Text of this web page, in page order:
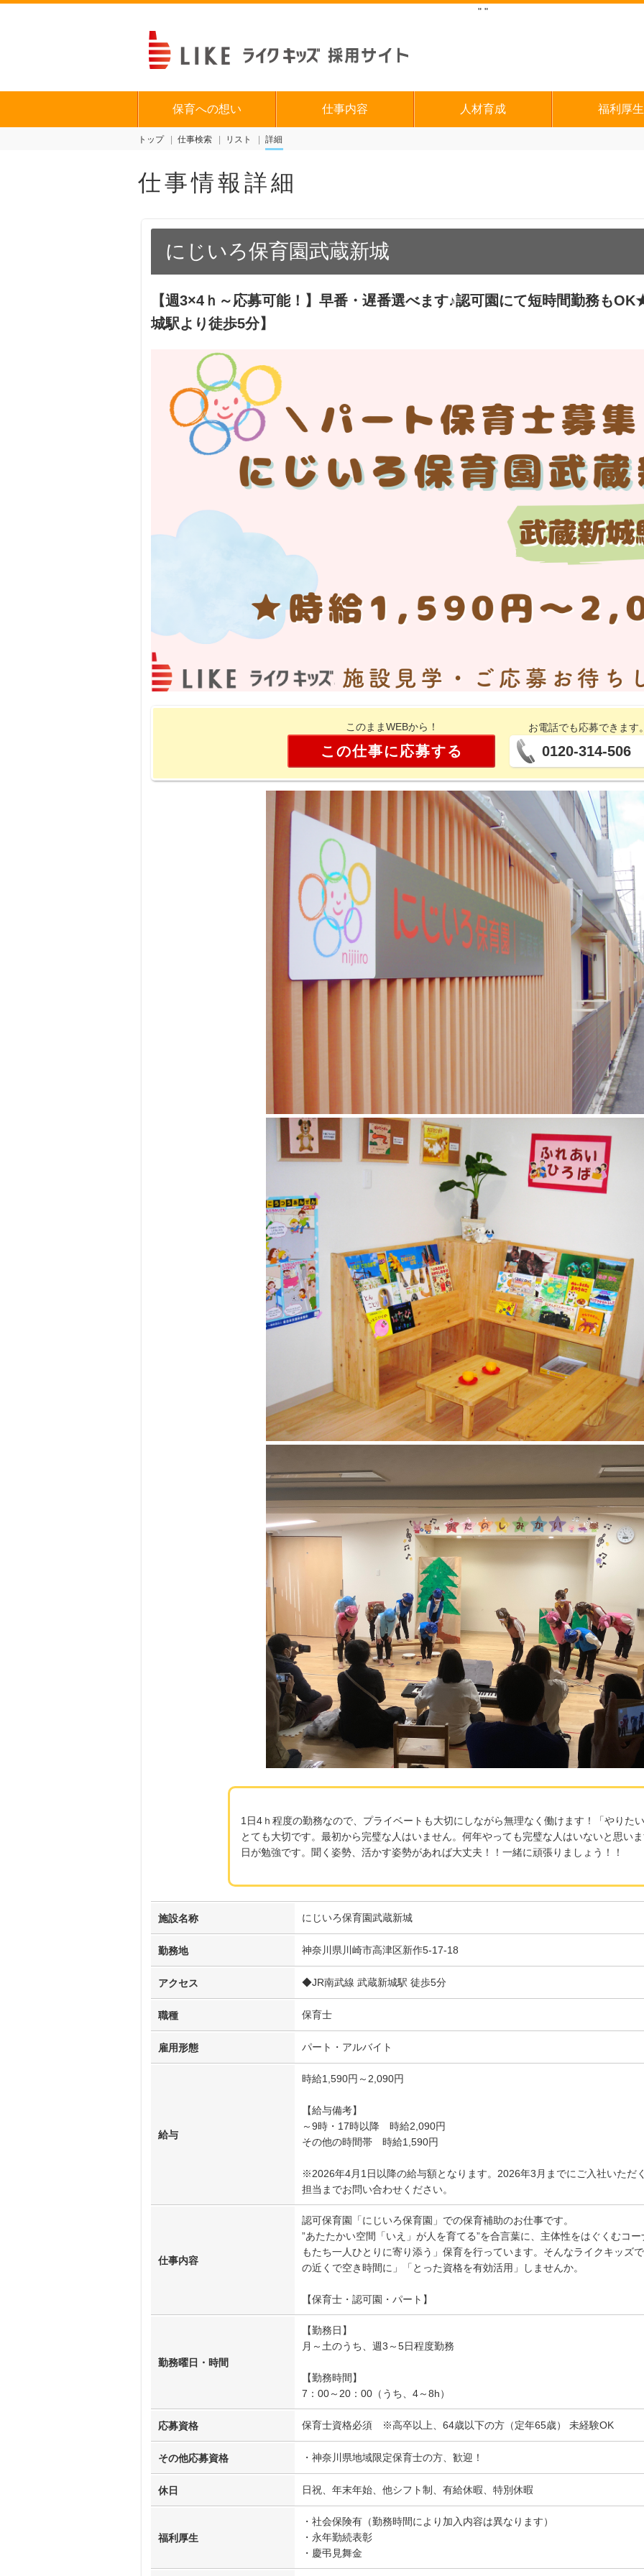
" "
保育への想い 仕事内容 人材育成 福利厚生
トップ 仕事検索 リスト 詳細
仕事情報詳細
にじいろ保育園武蔵新城
【週3×4ｈ～応募可能！】早番・遅番選べます♪認可園にて短時間勤務も
城駅より徒歩5分】
このままWEBから！
この仕事に応募する
お電話でも応募できます
0120-314-506
1日4ｈ程度の勤務なので、プライベートも大切にしながら無理なく働けます！「やりた
とても大切です。最初から完璧な人はいません。何年やっても完璧な人はいないと思い
日が勉強です。聞く姿勢、活かす姿勢があれば大丈夫！！一緒に頑張りましょう！！
施設名称 にじいろ保育園武蔵新城
勤務地 神奈川県川崎市高津区新作5-17-18
アクセス ◆JR南武線 武蔵新城駅 徒歩5分
職種 保育士
雇用形態 パート・アルバイト
給与
時給1,590円～2,090円
【給与備考】
～9時・17時以降 時給2,090円
その他の時間帯 時給1,590円
※2026年4月1日以降の給与額となります。2026年3月までにご入社いただ
担当までお問い合わせください。
仕事内容
認可保育園「にじいろ保育園」での保育補助のお仕事です。
”あたたかい空間「いえ」が人を育てる”を合言葉に、主体性をはぐくむコ
もたち一人ひとりに寄り添う」保育を行っています。そんなライクキッズ
の近くで空き時間に」「とった資格を有効活用」しませんか。
【保育士・認可園・パート】
勤務曜日・時間
【勤務日】
月～土のうち、週3～5日程度勤務
【勤務時間】
7：00～20：00（うち、4～8h）
応募資格 保育士資格必須 ※高卒以上、64歳以下の方（定年65歳） 未経験OK
その他応募資格 ・神奈川県地域限定保育士の方、歓迎！
休日 日祝、年末年始、他シフト制、有給休暇、特別休暇
福利厚生
・社会保険有（勤務時間により加入内容は異なります）
・永年勤続表彰
・慶弔見舞金